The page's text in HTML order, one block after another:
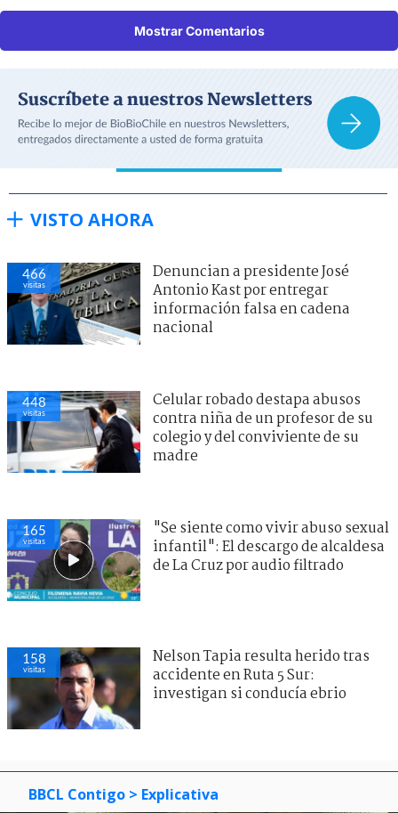
Mostrar Comentarios
VISTO AHORA
466
visitas
Denuncian a presidente José
Antonio Kast por entregar
información falsa en cadena
nacional
448
visitas
Celular robado destapa abusos
contra niña de un profesor de su
colegio y del conviviente de su
madre
165
visitas
"Se siente como vivir abuso sexual
infantil": El descargo de alcaldesa
de La Cruz por audio filtrado
158
visitas
Nelson Tapia resulta herido tras
accidente en Ruta 5 Sur:
investigan si conducía ebrio
BBCL Contigo > Explicativa